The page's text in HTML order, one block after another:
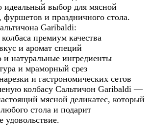
идеальный выбор для мясной
фуршетов и праздничного стола.
Garibaldi:
премиум качества
и аромат специй
натуральные ингредиенты
и мраморный срез
и гастрономических сетов
колбасу Сальтичон Garibaldi —
мясной деликатес, который
стола и подарит
удовольствие.